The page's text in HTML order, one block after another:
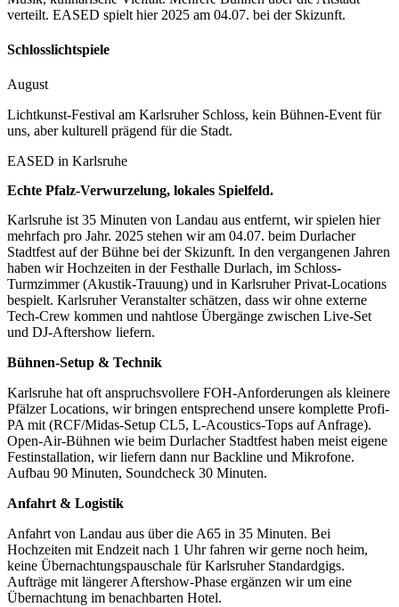
verteilt. EASED spielt hier 2025 am 04.07. bei der Skizunft.
Schlosslichtspiele
August
Lichtkunst-Festival am Karlsruher Schloss, kein Bühnen-Event für
uns, aber kulturell prägend für die Stadt.
EASED in Karlsruhe
Echte Pfalz-Verwurzelung, lokales Spielfeld.
Karlsruhe ist 35 Minuten von Landau aus entfernt, wir spielen hier
mehrfach pro Jahr. 2025 stehen wir am 04.07. beim Durlacher
Stadtfest auf der Bühne bei der Skizunft. In den vergangenen Jahren
haben wir Hochzeiten in der Festhalle Durlach, im Schloss-
Turmzimmer (Akustik-Trauung) und in Karlsruher Privat-Locations
bespielt. Karlsruher Veranstalter schätzen, dass wir ohne externe
Tech-Crew kommen und nahtlose Übergänge zwischen Live-Set
und DJ-Aftershow liefern.
Bühnen-Setup & Technik
Karlsruhe hat oft anspruchsvollere FOH-Anforderungen als kleinere
Pfälzer Locations, wir bringen entsprechend unsere komplette Profi-
PA mit (RCF/Midas-Setup CL5, L-Acoustics-Tops auf Anfrage).
Open-Air-Bühnen wie beim Durlacher Stadtfest haben meist eigene
Festinstallation, wir liefern dann nur Backline und Mikrofone.
Aufbau 90 Minuten, Soundcheck 30 Minuten.
Anfahrt & Logistik
Anfahrt von Landau aus über die A65 in 35 Minuten. Bei
Hochzeiten mit Endzeit nach 1 Uhr fahren wir gerne noch heim,
keine Übernachtungspauschale für Karlsruher Standardgigs.
Aufträge mit längerer Aftershow-Phase ergänzen wir um eine
Übernachtung im benachbarten Hotel.